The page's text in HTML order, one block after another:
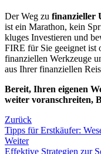
Der Weg zu finanzieller
ist ein Marathon, kein
kluges Investieren und
FIRE für Sie geeignet ist
finanziellen Werkzeuge
aus Ihrer finanziellen
Bereit, Ihren eigenen
weiter voranschreiten,
Zurück
Tipps für Erstkäufer:
Weiter
Effektive Strategien zur